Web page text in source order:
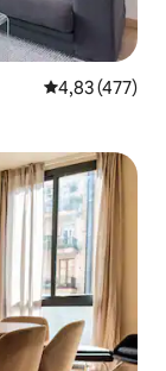
4,83 av 5 i
4,83 (477)